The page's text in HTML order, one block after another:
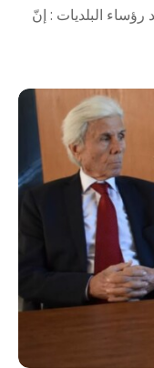
البلديات : إنّ